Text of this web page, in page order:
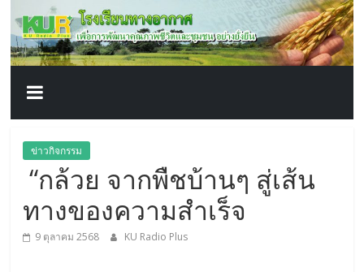
content
โรงเรียน
ทาง
อากาศ​
เพื่อ
พัฒนา
คุณภาพ
ข่าวกิจกรรม
“กล้วย จากพืชบ้านๆ สู่เส้น
ทางของความสำเร็จ
9 ตุลาคม 2568 KU Radio Plus